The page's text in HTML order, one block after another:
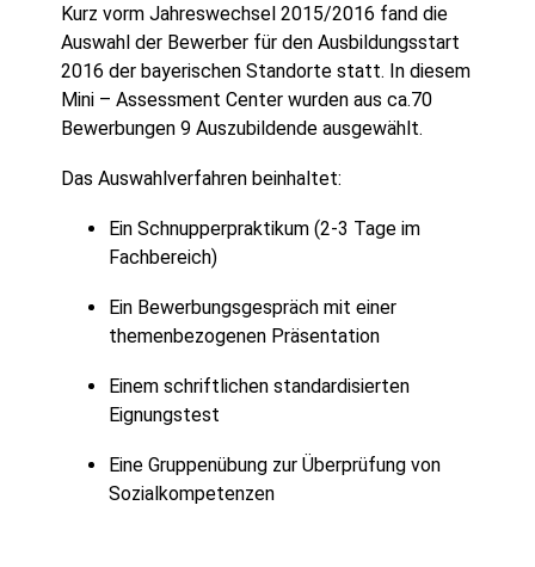
Kurz vorm Jahreswechsel 2015/2016 fand die
Auswahl der Bewerber für den Ausbildungsstart
2016 der bayerischen Standorte statt. In diesem
Mini – Assessment Center wurden aus ca.70
Bewerbungen 9 Auszubildende ausgewählt.
Das Auswahlverfahren beinhaltet:
Ein Schnupperpraktikum (2-3 Tage im
Fachbereich)
Ein Bewerbungsgespräch mit einer
themenbezogenen Präsentation
Einem schriftlichen standardisierten
Eignungstest
Eine Gruppenübung zur Überprüfung von
Sozialkompetenzen